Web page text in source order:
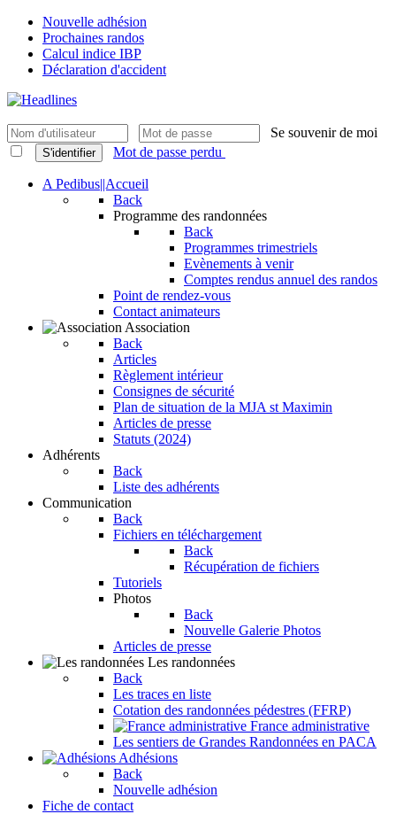
Nouvelle adhésion
Prochaines randos
Calcul indice IBP
Déclaration d'accident
Se souvenir de moi
S'identifier Mot de passe perdu
A Pedibus||Accueil
Back
Programme des randonnées
Back
Programmes trimestriels
Evènements à venir
Comptes rendus annuel des randos
Point de rendez-vous
Contact animateurs
Association
Back
Articles
Règlement intérieur
Consignes de sécurité
Plan de situation de la MJA st Maximin
Articles de presse
Statuts (2024)
Adhérents
Back
Liste des adhérents
Communication
Back
Fichiers en téléchargement
Back
Récupération de fichiers
Tutoriels
Photos
Back
Nouvelle Galerie Photos
Articles de presse
Les randonnées
Back
Les traces en liste
Cotation des randonnées pédestres (FFRP)
France administrative
Les sentiers de Grandes Randonnées en PACA
Adhésions
Back
Nouvelle adhésion
Fiche de contact